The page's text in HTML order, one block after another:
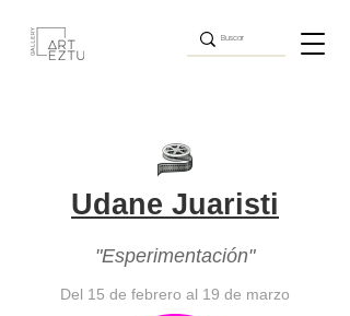
Udane Juaristi
"Esperimentación"
Del 15 de febrero al 19 de marzo